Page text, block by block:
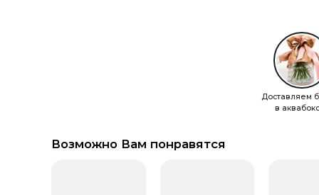
Доставляем
в
Возможно Вам понравятся